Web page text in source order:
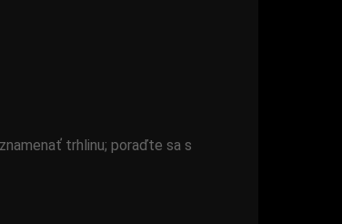
trhlinu; poraďte sa s